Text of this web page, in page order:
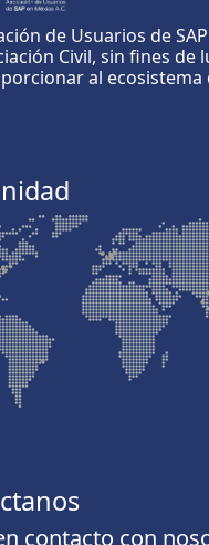
de Usuarios de
Civil, sin fines de
al ecosistema
contacto con